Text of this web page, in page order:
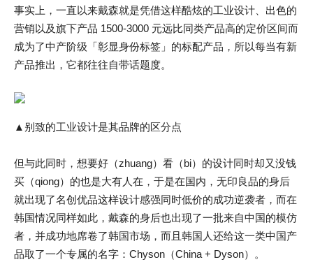
事实上，一直以来戴森就是凭借这样酷炫的工业设计、出色的
营销以及旗下产品 1500-3000 元远比同类产品高的定价区间而
成为了中产阶级「彰显身份标签」的标配产品，所以每当有新
产品推出，它都往往自带话题度。
▲别致的工业设计是其品牌的区分点
但与此同时，想要好（zhuang）看（bi）的设计同时却又没钱
买（qiong）的也是大有人在，于是在国内，无印良品的身后
就出现了名创优品这样设计感强同时低价的成功逆袭者，而在
韩国情况同样如此，戴森的身后也出现了一批来自中国的模仿
者，并成功地席卷了韩国市场，而且韩国人还给这一类中国产
品取了一个专属的名字：Chyson（China + Dyson）。